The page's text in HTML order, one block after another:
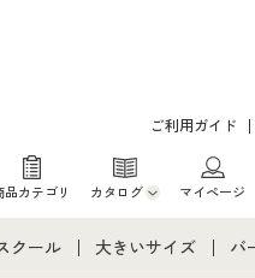
ご利用ガイド
品カテゴリ カタログ
カタログ・チラシからのご注文
マイページ
クール 大きいサイズ バ